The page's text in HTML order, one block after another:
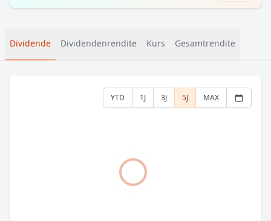
Dividende Dividendenrendite Kurs Gesamtrendite
YTD 1J 3J 5J MAX